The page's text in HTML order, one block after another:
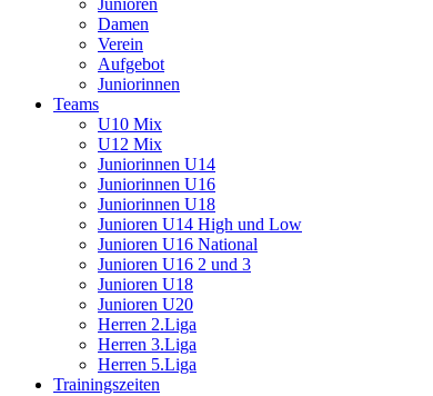
Junioren
Damen
Verein
Aufgebot
Juniorinnen
Teams
U10 Mix
U12 Mix
Juniorinnen U14
Juniorinnen U16
Juniorinnen U18
Junioren U14 High und Low
Junioren U16 National
Junioren U16 2 und 3
Junioren U18
Junioren U20
Herren 2.Liga
Herren 3.Liga
Herren 5.Liga
Trainingszeiten